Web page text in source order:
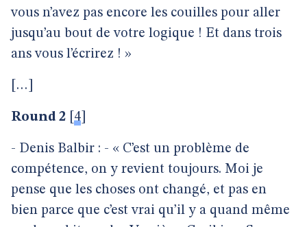
vous n’avez pas encore les couilles pour aller
jusqu’au bout de votre logique ! Et dans trois
ans vous l’écrirez ! »
[…]
Round 2 4
- Denis Balbir : - « C’est un problème de
compétence, on y revient toujours. Moi je
pense que les choses ont changé, et pas en
bien parce que c’est vrai qu’il y a quand même